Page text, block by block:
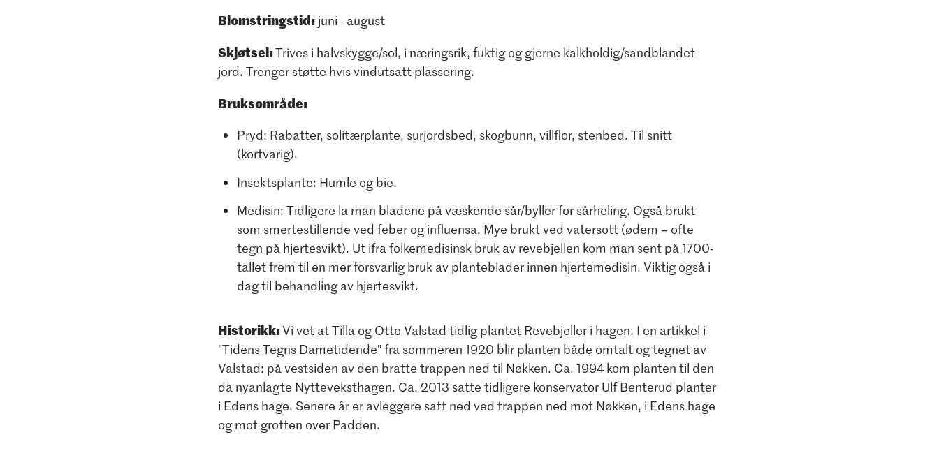
Blomstringstid: juni - august
Skjøtsel:Trives i halvskygge/sol, i næringsrik, fuktig og gjerne kalkholdig/sandblandet
jord. Trenger støtte hvis vindutsatt plassering.
Bruksområde:
Pryd: Rabatter, solitærplante, surjordsbed, skogbunn, villflor, stenbed. Til snitt
(kortvarig).
​Insektsplante: Humle og bie.
Medisin: Tidligere la man bladene på væskende sår/byller for sårheling. Også brukt
som smertestillende ved feber og influensa. Mye brukt ved vatersott (ødem – ofte
tegn på hjertesvikt). Ut ifra folkemedisinsk bruk av revebjellen kom man sent på 1700-
tallet frem til en mer forsvarlig bruk av planteblader innen hjertemedisin. Viktig også i
dag til behandling av hjertesvikt.
Historikk:Vi vet at Tilla og Otto Valstad tidlig plantet Revebjeller i hagen. I en artikkel i
"Tidens Tegns Dametidende" fra sommeren 1920 blir planten både omtalt og tegnet av
Valstad: på vestsiden av den bratte trappen ned til Nøkken. Ca. 1994 kom planten til den
da nyanlagte Nytteveksthagen. Ca. 2013 satte tidligere konservator Ulf Benterud planter
i Edens hage. Senere år er avleggere satt ned ved trappen ned mot Nøkken, i Edens hage
og mot grotten over Padden.